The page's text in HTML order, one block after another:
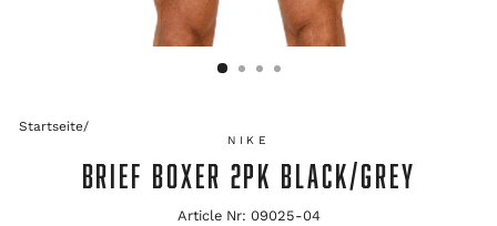
Startseite/
NIKE
BRIEF BOXER 2PK BLACK/GREY
Article Nr: 09025-04